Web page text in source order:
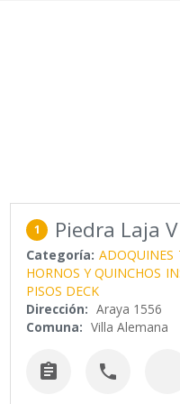
1 Piedra Laja
Categoría: ADOQUINES
HORNOS Y QUINCHOS
PISOS DECK
Dirección: Araya 1556
Comuna: Villa Alemana
 